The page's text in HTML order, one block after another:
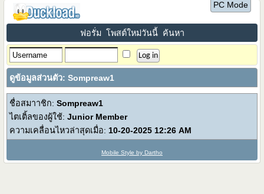
PC Mode
ฟอรั่ม โพสต์ใหม่วันนี้ ค้นหา
ดูข้อมูลส่วนตัว: Sompreaw1
ชื่อสมาาชิก:Sompreaw1
ไตเติ้ลของผู้ใช้:Junior Member
ความเคลื่อนไหวล่าสุดเมื่อ: 10-20-2025 12:26 AM
Mobile Style by Dartho